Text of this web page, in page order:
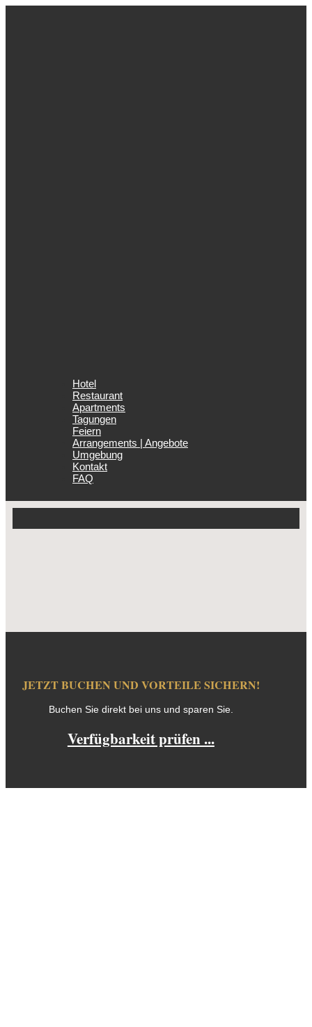
Hotel
Restaurant
Apartments
Tagungen
Feiern
Arrangements | Angebote
Umgebung
Kontakt
FAQ
JETZT BUCHEN UND VORTEILE SICHERN!
Buchen Sie direkt bei uns und sparen Sie.
Verfügbarkeit prüfen ...